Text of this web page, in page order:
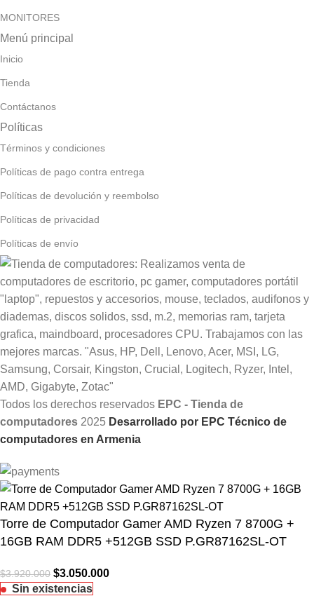
MONITORES
Menú principal
Inicio
Tienda
Contáctanos
Políticas
Términos y condiciones
Políticas de pago contra entrega
Políticas de devolución y reembolso
Políticas de privacidad
Políticas de envío
Todos los derechos reservados EPC - Tienda de
computadores 2025 Desarrollado por EPC Técnico de
computadores en Armenia
Torre de Computador Gamer AMD Ryzen 7 8700G +
16GB RAM DDR5 +512GB SSD P.GR87162SL-OT
$3.920.000 $3.050.000
Sin existencias